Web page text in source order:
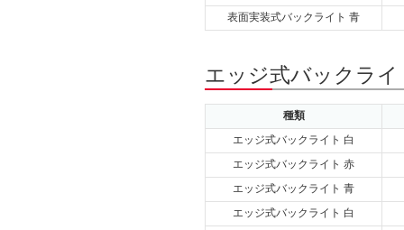
表面実装式バックライト 青
エッジ式バックラ
種類
エッジ式バックライト 白
エッジ式バックライト 赤
エッジ式バックライト 青
エッジ式バックライト 白